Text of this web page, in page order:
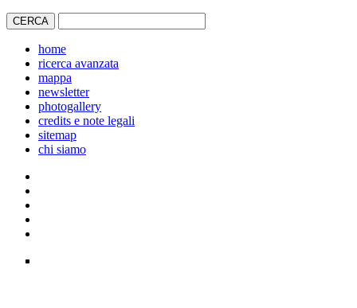
home
ricerca avanzata
mappa
newsletter
photogallery
credits e note legali
sitemap
chi siamo